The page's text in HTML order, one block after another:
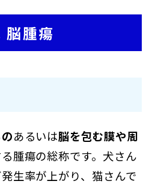
脳腫瘍
あるいは脳を包む膜や周
腫瘍の総称です。犬さん
生率が上がり、猫さんで